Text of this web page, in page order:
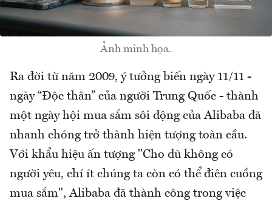
Ảnh minh họa.
Ra đời từ năm 2009, ý tưởng biến ngày 11/11 -
ngày “Độc thân” của người Trung Quốc - thành
một ngày hội mua sắm sôi động của Alibaba đã
nhanh chóng trở thành hiện tượng toàn cầu.
Với khẩu hiệu ấn tượng "Cho dù không có
người yêu, chí ít chúng ta còn có thể điên cuồng
mua sắm", Alibaba đã thành công trong việc